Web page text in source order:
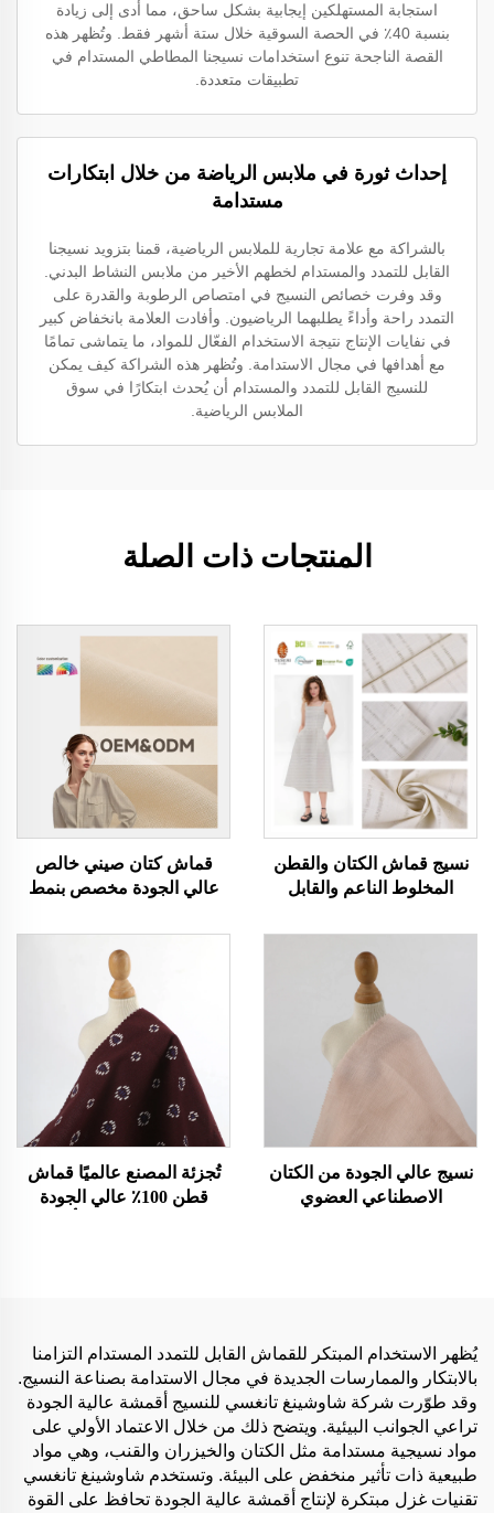
استجابة المستهلكين إيجابية بشكل ساحق، مما أدى إلى زيادة
بنسبة 40٪ في الحصة السوقية خلال ستة أشهر فقط. وتُظهر هذه
القصة الناجحة تنوع استخدامات نسيجنا المطاطي المستدام في
تطبيقات متعددة.
إحداث ثورة في ملابس الرياضة من خلال ابتكارات
مستدامة
بالشراكة مع علامة تجارية للملابس الرياضية، قمنا بتزويد نسيجنا
القابل للتمدد والمستدام لخطهم الأخير من ملابس النشاط البدني.
وقد وفرت خصائص النسيج في امتصاص الرطوبة والقدرة على
التمدد راحة وأداءً يطلبهما الرياضيون. وأفادت العلامة بانخفاض كبير
في نفايات الإنتاج نتيجة الاستخدام الفعّال للمواد، ما يتماشى تمامًا
مع أهدافها في مجال الاستدامة. وتُظهر هذه الشراكة كيف يمكن
للنسيج القابل للتمدد والمستدام أن يُحدث ابتكارًا في سوق
الملابس الرياضية.
المنتجات ذات الصلة
نسيج قماش الكتان والقطن
المخلوط الناعم والقابل
والمناسب للبشرة لملابس
النساء والرجال وفستان
الملابس المخصص للخياطة
قماش كتان صيني خالص
عالي الجودة مخصص بنمط
صديق للبيئة لقمصان الأولاد
وفساتين قماش كتان
نسيج عالي الجودة من الكتان
الاصطناعي العضوي
تُجزئة المصنع عالميًا قماش
قطن 100٪ عالي الجودة
يُظهر الاستخدام المبتكر للقماش القابل للتمدد المستدام التزامنا
بالابتكار والممارسات الجديدة في مجال الاستدامة بصناعة النسيج.
وقد طوّرت شركة شاوشينغ تانغسي للنسيج أقمشة عالية الجودة
تراعي الجوانب البيئية. ويتضح ذلك من خلال الاعتماد الأولي على
مواد نسيجية مستدامة مثل الكتان والخيزران والقنب، وهي مواد
طبيعية ذات تأثير منخفض على البيئة. وتستخدم شاوشينغ تانغسي
تقنيات غزل مبتكرة لإنتاج أقمشة عالية الجودة تحافظ على القوة